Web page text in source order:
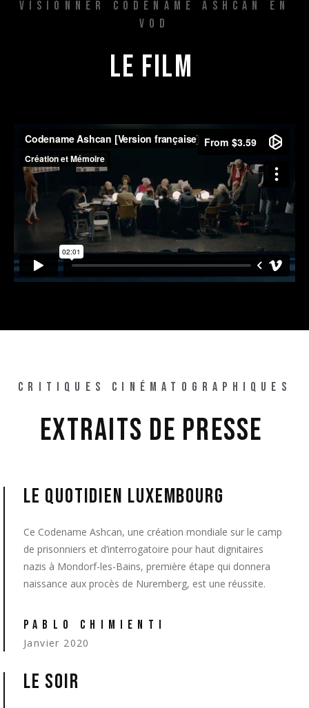
VISIONNER CODENAME ASHCAN EN
VOD
LE FILM
CRITIQUES CINÉMATOGRAPHIQUES
EXTRAITS DE PRESSE
LE QUOTIDIEN LUXEMBOURG
Ce Codename Ashcan, une création mondiale sur le camp
de prisonniers et d’interrogatoire pour haut dignitaires
nazis à Mondorf-les-Bains, première étape qui donnera
naissance aux procès de Nuremberg, est une réussite.
PABLO CHIMIENTI
Janvier 2020
LE SOIR